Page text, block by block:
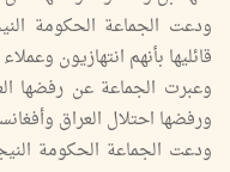
ودعت الجماعة الحكومة
قائليها بأنهم انتهازيون
وعبرت الجماعة عن رفضها
ورفضها احتلال العراق
ودعت الجماعة الحكومة